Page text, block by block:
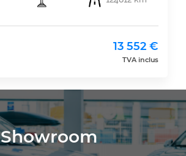
13 552 €
TVA inclus
Showroom